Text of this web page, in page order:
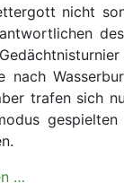
nicht
nach
trafen sich
…